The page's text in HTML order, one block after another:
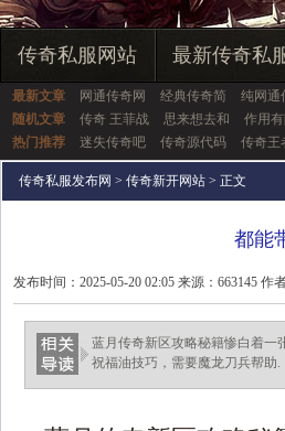
传奇私服网站 最新传奇私
最新文章 网通传奇网 经典传奇简 纯网通
随机文章
传奇 王菲战 思来想去和 作用
热门推荐
迷失传奇吧 传奇源代码 传奇王
传奇私服发布网 > 传奇新开网站 > 正文
都能
发布时间：2025-05-20 02:05 来源：663145 作
蓝月传奇新区攻略秘籍惨白着一
祝福油技巧，需要魔龙刀兵帮助.